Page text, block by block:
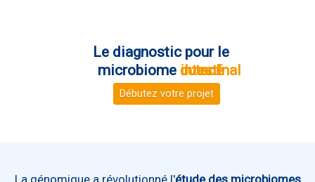
Le diagnostic pour le
microbiome cutané
intestinal
du sol
Débutez votre projet